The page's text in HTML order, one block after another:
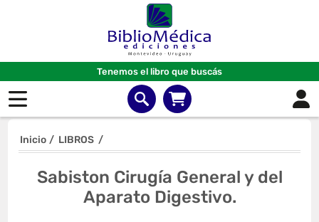
Tenemos el libro que buscás
Inicio / LIBROS /
Sabiston Cirugía General y del
Aparato Digestivo.